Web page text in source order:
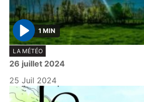
P
l
a
y
1 MIN
LA MÉTÉO
26 juillet 2024
25 Juil 2024